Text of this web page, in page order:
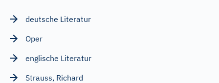
deutsche Literatur
Oper
englische Literatur
Strauss, Richard